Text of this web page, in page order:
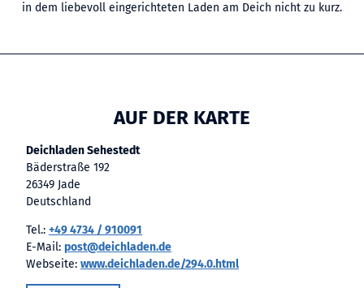
in dem liebevoll eingerichteten Laden am Deich nicht zu kurz.
AUF DER KARTE
Deichladen Sehestedt
Bäderstraße 192
26349 Jade
Deutschland
Tel.: +49 4734 / 910091
E-Mail: post@deichladen.de
Webseite: www.deichladen.de/294.0.html